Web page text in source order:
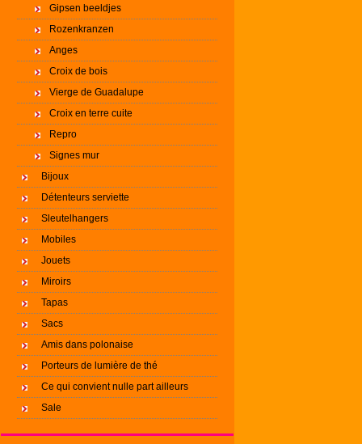
Gipsen beeldjes
Rozenkranzen
Anges
Croix de bois
Vierge de Guadalupe
Croix en terre cuite
Repro
Signes mur
Bijoux
Détenteurs serviette
Sleutelhangers
Mobiles
Jouets
Miroirs
Tapas
Sacs
Amis dans polonaise
Porteurs de lumière de thé
Ce qui convient nulle part ailleurs
Sale